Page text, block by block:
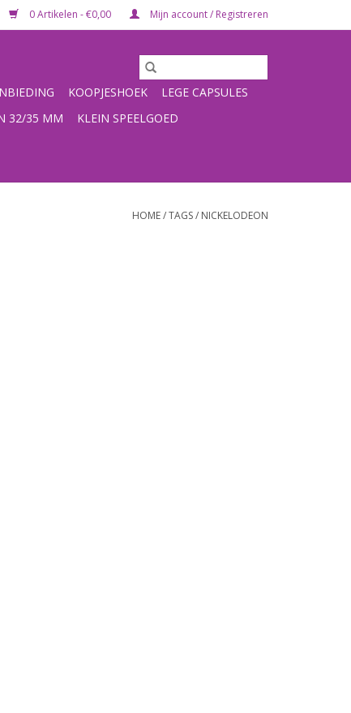
0 Artikelen - €0,00 Mijn account / Registreren
KOOPJESHOEK
LEGE CAPSULES
32/35 MM
KLEIN SPEELGOED
HOME/TAGS/ NICKELODEON